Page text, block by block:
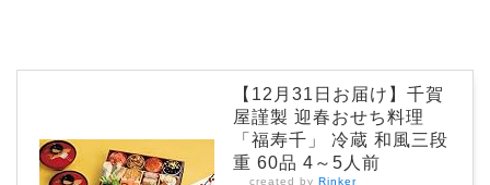
【12月31日お届け】千賀
屋謹製 迎春おせち料理
「福寿千」 冷蔵 和風三段
重 60品 4～5人前
created by Rinker